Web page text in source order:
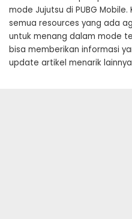
mode Jujutsu di PUBG
semua resources yang ada
untuk menang dalam mode
bisa memberikan informasi
update artikel menarik